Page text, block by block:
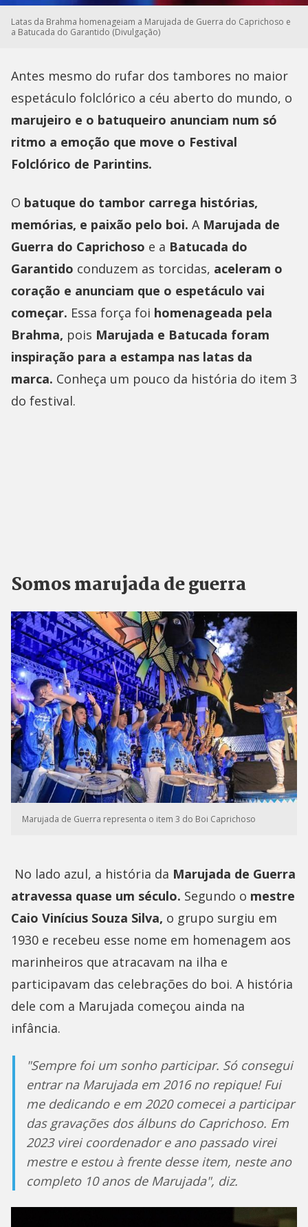
Latas da Brahma homenageiam a Marujada de Guerra do Caprichoso e
a Batucada do Garantido (Divulgação)
Antes mesmo do rufar dos tambores no maior
espetáculo folclórico a céu aberto do mundo, o
marujeiro e o batuqueiro anunciam num só
ritmo a emoção que move o Festival
Folclórico de Parintins.
O batuque do tambor carrega histórias,
memórias, e paixão pelo boi. A Marujada de
Guerra do Caprichoso e a Batucada do
Garantido conduzem as torcidas, aceleram o
coração e anunciam que o espetáculo vai
começar. Essa força foi homenageada pela
Brahma, pois Marujada e Batucada foram
inspiração para a estampa nas latas da
marca. Conheça um pouco da história do item 3
do festival.
Somos marujada de guerra
Marujada de Guerra representa o item 3 do Boi Caprichoso
No lado azul, a história da Marujada de Guerra
atravessa quase um século. Segundo o mestre
Caio Vinícius Souza Silva, o grupo surgiu em
1930 e recebeu esse nome em homenagem aos
marinheiros que atracavam na ilha e
participavam das celebrações do boi. A história
dele com a Marujada começou ainda na
infância.
"Sempre foi um sonho participar. Só consegui
entrar na Marujada em 2016 no repique! Fui
me dedicando e em 2020 comecei a participar
das gravações dos álbuns do Caprichoso. Em
2023 virei coordenador e ano passado virei
mestre e estou à frente desse item, neste ano
completo 10 anos de Marujada", diz.